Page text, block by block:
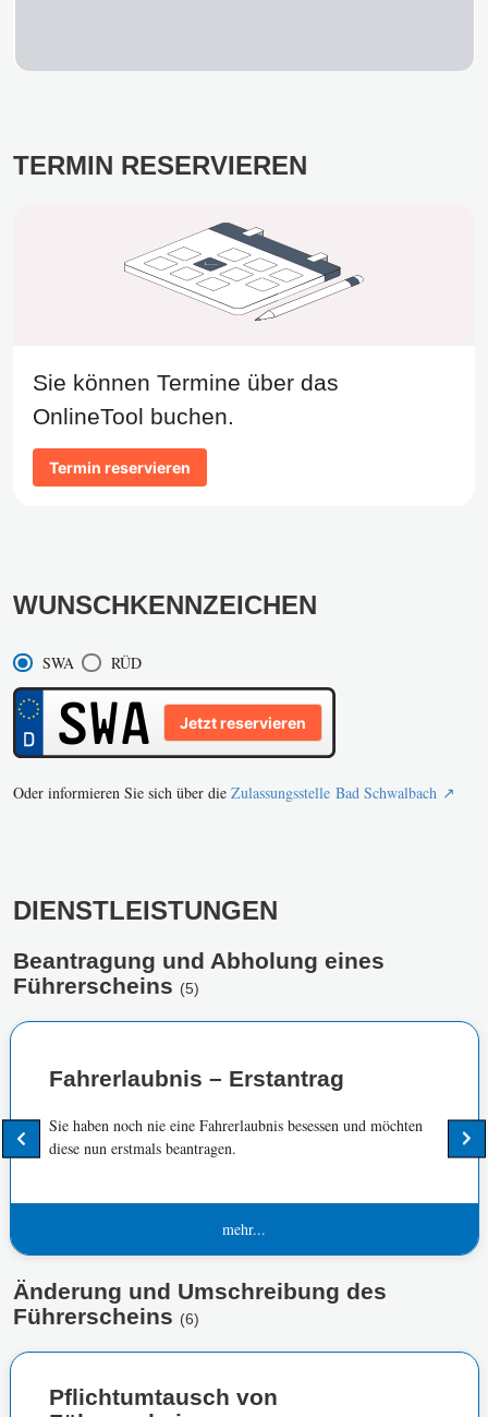
TERMIN RESERVIEREN
Sie können Termine über das
OnlineTool buchen.
Termin reservieren
WUNSCHKENNZEICHEN
SWA RÜD
Jetzt reservieren
Oder informieren Sie sich über die Zulassungsstelle Bad Schwalbach ↗️
DIENSTLEISTUNGEN
Beantragung und Abholung eines
Führerscheins (5)
Fahrerlaubnis – Erstantrag
Sie haben noch nie eine Fahrerlaubnis besessen und möchten
diese nun erstmals beantragen.
mehr...
Änderung und Umschreibung des
Führerscheins (6)
Pflichtumtausch von